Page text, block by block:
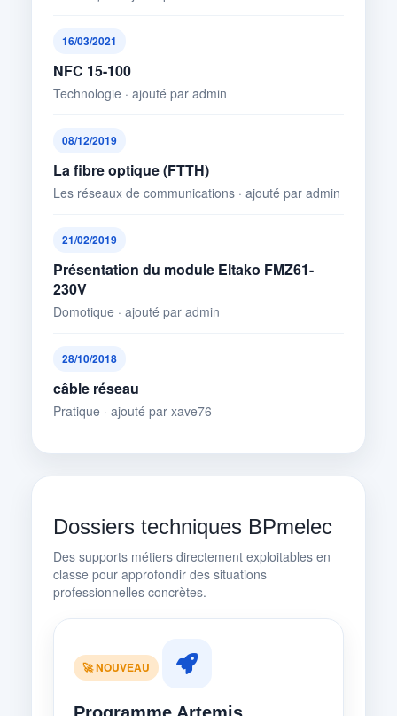
16/03/2021
NFC 15-100
Technologie · ajouté par admin
08/12/2019
La fibre optique (FTTH)
Les réseaux de communications · ajouté par admin
21/02/2019
Présentation du module Eltako FMZ61-
230V
Domotique · ajouté par admin
28/10/2018
câble réseau
Pratique · ajouté par xave76
Dossiers techniques BPmelec
Des supports métiers directement exploitables en
classe pour approfondir des situations
professionnelles concrètes.
🚀 NOUVEAU